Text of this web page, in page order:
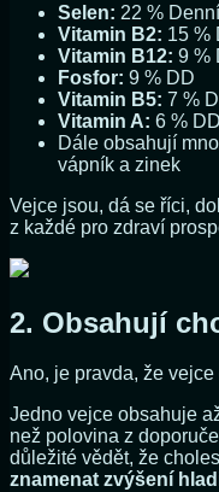
Selen: 22 %
Vitamin B2: 15 %
Vitamin B12: 9 %
Fosfor: 9 % DD
Vitamin B5: 7 %
Vitamin A: 6 % DD
Dále obsahují
vápník a zinek
Vejce jsou, dá se říci,
z každé pro zdraví
2. Obsahují
Ano, je pravda, že
Jedno vejce obsahuje
než polovina z
důležité vědět, že
znamenat zvýšení